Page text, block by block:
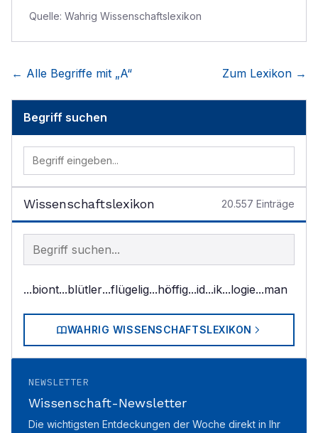
Quelle: Wahrig Wissenschaftslexikon
← Alle Begriffe mit „A“ Zum Lexikon →
Begriff suchen
Wissenschaftslexikon 20.557 Einträge
Begriff im Lexikon suchen
...biont...blütler...flügelig...höffig...id...ik...logie...man
WAHRIG WISSENSCHAFTSLEXIKON
NEWSLETTER
Wissenschaft-Newsletter
Die wichtigsten Entdeckungen der Woche direkt in Ihr